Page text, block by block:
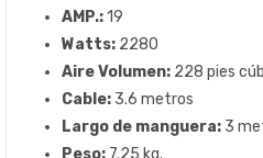
AMP.:19
Watts: 2280
Aire Volumen: 228 pies
Cable: 3.6 metros
Largo de manguera: 3
Peso: 7.25 kg.